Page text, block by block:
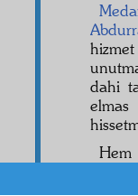
dahi
elmas